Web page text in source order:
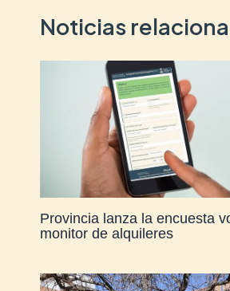
Noticias
Provincia lanza la encuesta
monitor de alquileres